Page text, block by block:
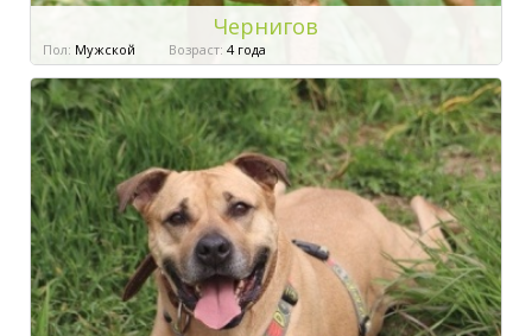
Чернигов
Пол: Мужской Возраст: 4 года